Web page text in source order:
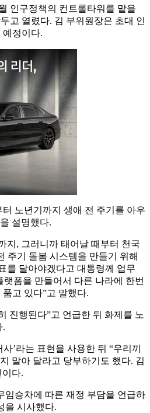
인구정책의 컨트롤타워를 맡을
고 열렸다. 김 부위원장은 초대 인
예정이다.
노년기까지 생애 전 주기를 아우
설명했다.
지, 그러니까 태어날 때부터 천국
주기 돌봄 시스템을 만들기 위해
를 달아야겠다고 대통령께 업무
랫폼을 만들어서 다른 나라에 한번
고 있다”고 말했다.
진행된다”고 언급한 뒤 화제를 노
.
’라는 표현을 사용한 뒤 “우리끼
말아 달라고 당부하기도 했다. 김
이다.
임승차에 따른 재정 부담을 언급하
을 시사했다.